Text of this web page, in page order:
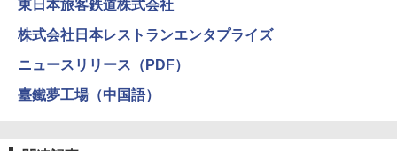
ENDLESS BASE 《めざましテレビで紹介》
500002(89232)
￥5,999
GRANDOOR ステンレス保冷剤 2個セット 2
コンパクト 保冷力長持ち
￥2,980
東日本旅客鉄道株式会社
株式会社日本レストランエンタプライズ
ニュースリリース（PDF）
臺鐵夢工場（中国語）